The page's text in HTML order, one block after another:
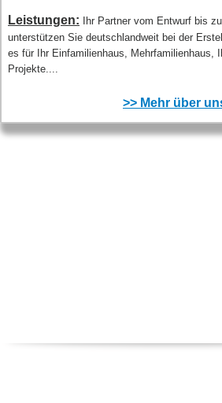
Leistungen:
Ihr Partner vom Entwurf bis
unterstützen Sie deutschlandweit bei der
es für Ihr Einfamilienhaus, Mehrfamilienhaus,
Projekte....
>> Mehr über